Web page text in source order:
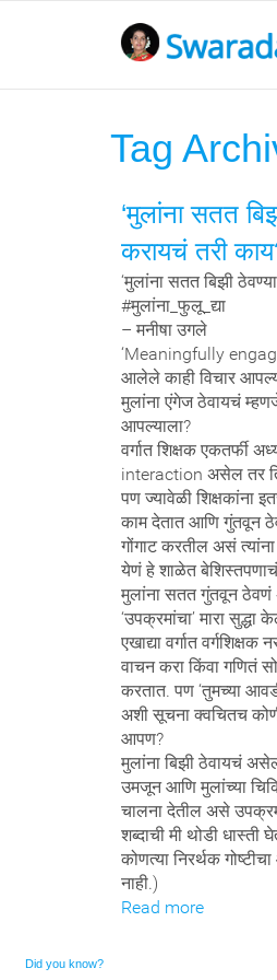
Tag
‘मुलांना सतत
करायचं तरी
‘मुलांना सतत बिझी
#मुलांना_फुलू_द्या
– मनीषा उगले
‘Meaningfully
आलेले काही विचार
मुलांना एंगेज ठेवायचं
आपल्याला?
वर्गात शिक्षक एकतर्फी
interaction असेल तर
पण ज्यावेळी शिक्षकांना
काम देतात आणि गुंतवून
गोंगाट करतील असं त्यांना
येणं हे शाळेत
मुलांना सतत गुंतवून ठेवणं
‘उपक्रमांचा’ मारा सुद्धा
एखाद्या वर्गात
वाचन करा किंवा गणितं
करतात. पण ‘तुमच्या
अशी सूचना क्वचितच
आपण?
मुलांना बिझी ठेवायचं
उमजून आणि मुलांच्या
चालना देतील असे
शब्दाची मी थोडी
कोणत्या निरर्थक
नाही.)
Read more
Did you know?